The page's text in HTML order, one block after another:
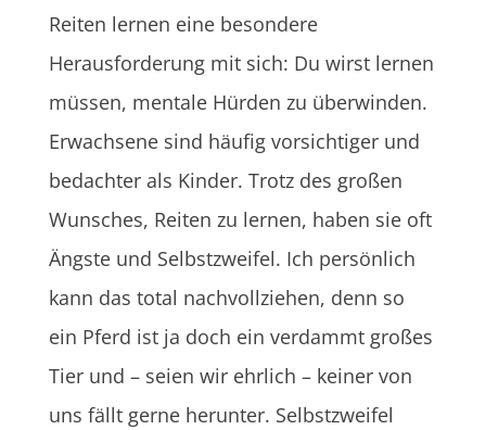
Reiten lernen eine besondere
Herausforderung mit sich: Du wirst lernen
müssen, mentale Hürden zu überwinden.
Erwachsene sind häufig vorsichtiger und
bedachter als Kinder. Trotz des großen
Wunsches, Reiten zu lernen, haben sie oft
Ängste und Selbstzweifel. Ich persönlich
kann das total nachvollziehen, denn so
ein Pferd ist ja doch ein verdammt großes
Tier und – seien wir ehrlich – keiner von
uns fällt gerne herunter. Selbstzweifel